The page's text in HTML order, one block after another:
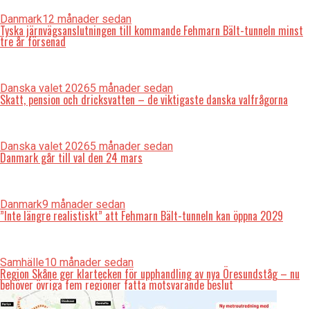
Danmark12 månader sedan
Tyska järnvägsanslutningen till kommande Fehmarn Bält-tunneln minst
tre år försenad
Danska valet 20265 månader sedan
Skatt, pension och dricksvatten – de viktigaste danska valfrågorna
Danska valet 20265 månader sedan
Danmark går till val den 24 mars
Danmark9 månader sedan
”Inte längre realistiskt” att Fehmarn Bält-tunneln kan öppna 2029
Samhälle10 månader sedan
Region Skåne ger klartecken för upphandling av nya Öresundståg – nu
behöver övriga fem regioner fatta motsvarande beslut